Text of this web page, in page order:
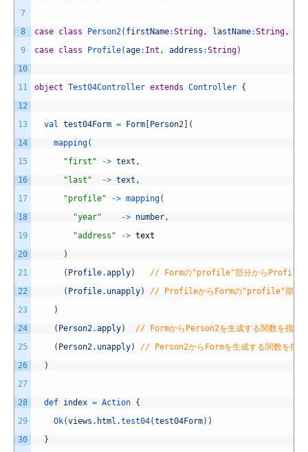
7
8
9
10
11
12
13
14
15
16
17
18
19
20
21
22
23
24
25
26
27
28
29
30
case class Person2( firstName:String , lastName:String ,
case class Profile(age: Int , address :String)
object Test04Controller extends Controller {
val test04Form = Form [Person2] (
mapping(
"first"
-> text ,
"last"
-> text ,
"profile"
-> mapping(
"year"
-> number ,
"address"
-> text
)
( Profile.apply)
// Formの"profile"部分からProfileを
( Profile. unapply)
// ProfileからFormの"profile"部分を
)
( Person2.apply)
// FormからPerson2を生成する関数を指定
( Person2. unapply)
// Person2からFormを生成する関数を指定
)
def index = Action {
Ok(views . html .test04(test04Form) )
}